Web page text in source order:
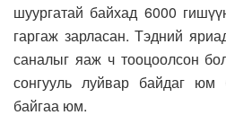
шуургатай байхад 6000
гаргаж зарласан. Тэдний
саналыг яаж ч тооцоолсон
сонгууль луйвар байдаг юм
байгаа юм.